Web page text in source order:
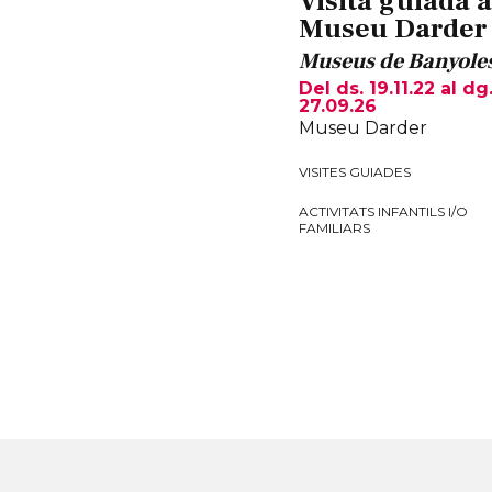
Museu Darder
Museus de
Del ds. 19.11.22 al dg.
27.09.26
Museu Darder
VISITES GUIADES
ACTIVITATS INFANTILS I/O
FAMILIARS